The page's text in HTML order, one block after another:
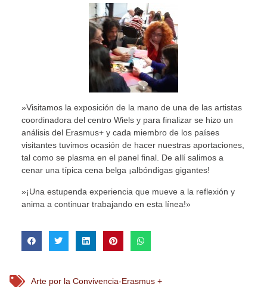
»Visitamos la exposición de la mano de una de las artistas
coordinadora del centro Wiels y para finalizar se hizo un
análisis del Erasmus+ y cada miembro de los países
visitantes tuvimos ocasión de hacer nuestras aportaciones,
tal como se plasma en el panel final. De allí salimos a
cenar una típica cena belga ¡albóndigas gigantes!
»¡Una estupenda experiencia que mueve a la reflexión y
anima a continuar trabajando en esta línea!»
Arte por la Convivencia-Erasmus +